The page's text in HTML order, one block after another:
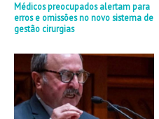
Médicos preocupados alertam para
erros e omissões no novo sistema de
gestão cirurgias